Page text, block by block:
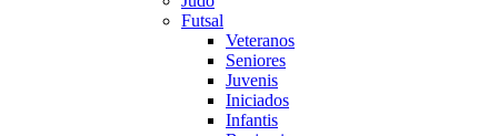
Futsal
Veteranos
Seniores
Juvenis
Iniciados
Infantis